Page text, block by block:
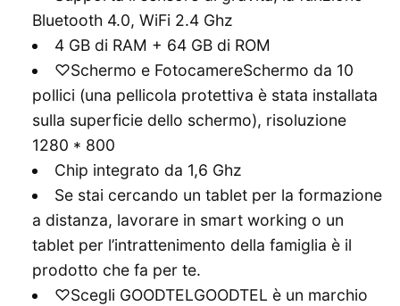
Bluetooth 4.0, WiFi 2.4 Ghz
4 GB di RAM + 64 GB di ROM
♡Schermo e FotocamereSchermo da 10
pollici (una pellicola protettiva è stata installata
sulla superficie dello schermo), risoluzione
1280 * 800
Chip integrato da 1,6 Ghz
Se stai cercando un tablet per la formazione
a distanza, lavorare in smart working o un
tablet per l’intrattenimento della famiglia è il
prodotto che fa per te.
♡Scegli GOODTELGOODTEL è un marchio